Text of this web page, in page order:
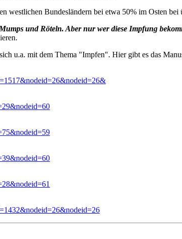
westlichen Bundesländern bei etwa 50% im Osten bei
und Röteln. Aber nur wer diese Impfung
u.a. mit dem Thema "Impfen". Hier gibt es das